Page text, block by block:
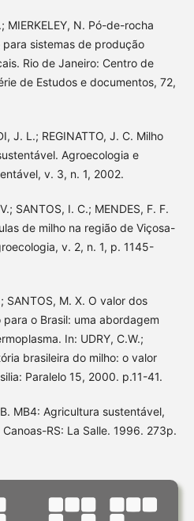
MIERKELEY, N. Pó-de-rocha
sistemas de produção
Rio de Janeiro: Centro de
de Estudos e documentos, 72,
J. L.; REGINATTO, J. C. Milho
Agroecologia e
v. 3, n. 1, 2002.
SANTOS, I. C.; MENDES, F. F.
de milho na região de Viçosa-
v. 2, n. 1, p. 1145-
SANTOS, M. X. O valor dos
o Brasil: uma abordagem
In: UDRY, C.W.;
brasileira do milho: o valor
Paralelo 15, 2000. p.11-41.
B. MB4: Agricultura sustentável,
RS: La Salle. 1996. 273p.